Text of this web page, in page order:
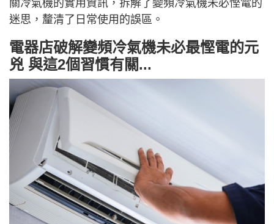
關冷氣機的實用資訊，拆解了變頻冷氣機未必慳電的
迷思，釐清了日常使用的誤區。
電器店破解變頻冷氣機未必最慳電的元
兇 與這2個習慣有關...